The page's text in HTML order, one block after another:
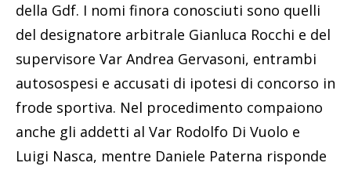
della Gdf. I nomi finora conosciuti sono quelli
del designatore arbitrale Gianluca Rocchi e del
supervisore Var Andrea Gervasoni, entrambi
autosospesi e accusati di ipotesi di concorso in
frode sportiva. Nel procedimento compaiono
anche gli addetti al Var Rodolfo Di Vuolo e
Luigi Nasca, mentre Daniele Paterna risponde